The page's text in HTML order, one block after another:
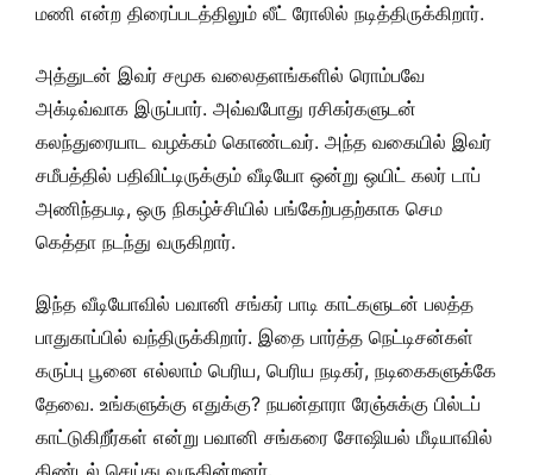
மணி என்ற திரைப்படத்திலும் லீட் ரோலில் நடித்திருக்கிறார்.
அத்துடன் இவர் சமூக வலைதளங்களில் ரொம்பவே
அக்டிவ்வாக இருப்பார். அவ்வபோது ரசிகர்களுடன்
கலந்துரையாட வழக்கம் கொண்டவர். அந்த வகையில் இவர்
சமீபத்தில் பதிவிட்டிருக்கும் வீடியோ ஒன்று ஒயிட் கலர் டாப்
அணிந்தபடி, ஒரு நிகழ்ச்சியில் பங்கேற்பதற்காக செம
கெத்தா நடந்து வருகிறார்.
இந்த வீடியோவில் பவானி சங்கர் பாடி காட்களுடன் பலத்த
பாதுகாப்பில் வந்திருக்கிறார். இதை பார்த்த நெட்டிசன்கள்
கருப்பு பூனை எல்லாம் பெரிய, பெரிய நடிகர், நடிகைகளுக்கே
தேவை. உங்களுக்கு எதுக்கு? நயன்தாரா ரேஞ்சுக்கு பில்டப்
காட்டுகிறீர்கள் என்று பவானி சங்கரை சோஷியல் மீடியாவில்
கிண்டல் செய்து வருகின்றனர்.